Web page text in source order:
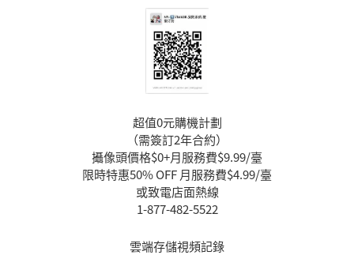
超值0元購機計劃
（需簽訂2年合約）
攝像頭價格$0+月服務費$9.99/臺
限時特惠50% OFF 月服務費$4.99/臺
或致電店面熱線
1-877-482-5522
雲端存儲視頻記錄